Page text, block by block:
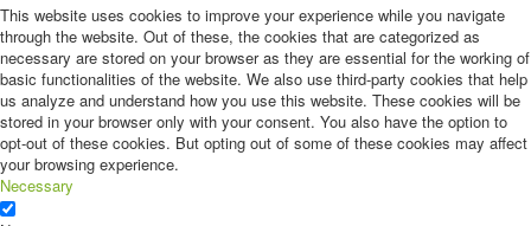
This website uses cookies to improve your experience while you navigate
through the website. Out of these, the cookies that are categorized as
necessary are stored on your browser as they are essential for the working of
basic functionalities of the website. We also use third-party cookies that help
us analyze and understand how you use this website. These cookies will be
stored in your browser only with your consent. You also have the option to
opt-out of these cookies. But opting out of some of these cookies may affect
your browsing experience.
Necessary